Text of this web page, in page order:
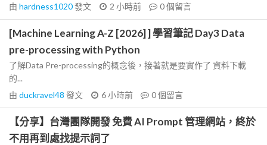
由 hardness1020發文 2 小時前 0個留言
[Machine Learning A-Z [2026] ] 學習筆記 Day3 Data
pre-processing with Python
了解Data Pre-processing的概念後，接著就是要實作了 資料下載
的...
由 duckravel48 發文 6 小時前 0個留言
【分享】台灣團隊開發 免費 AI Prompt 管理網站，終於
不用再到處找提示詞了